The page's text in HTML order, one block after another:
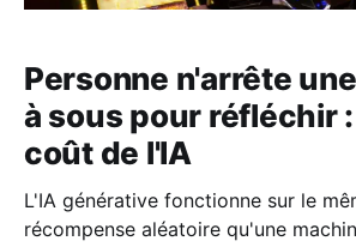
Personne n'arrête
à sous pour réfléchir
coût de l'IA
L'IA générative fonctionne sur le
récompense aléatoire qu'une